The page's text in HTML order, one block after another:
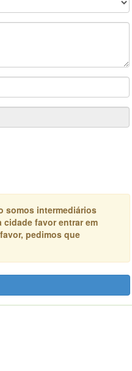
somos intermediários
favor entrar em
pedimos que